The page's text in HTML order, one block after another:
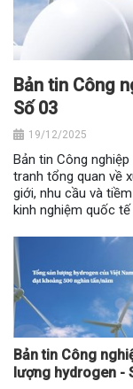
Bản tin Công
Số 03
19/12/2025
Bản tin Công
tranh tổng quan về
giới, nhu cầu và
kinh nghiệm quốc
Bản tin Công
lượng hydrogen -